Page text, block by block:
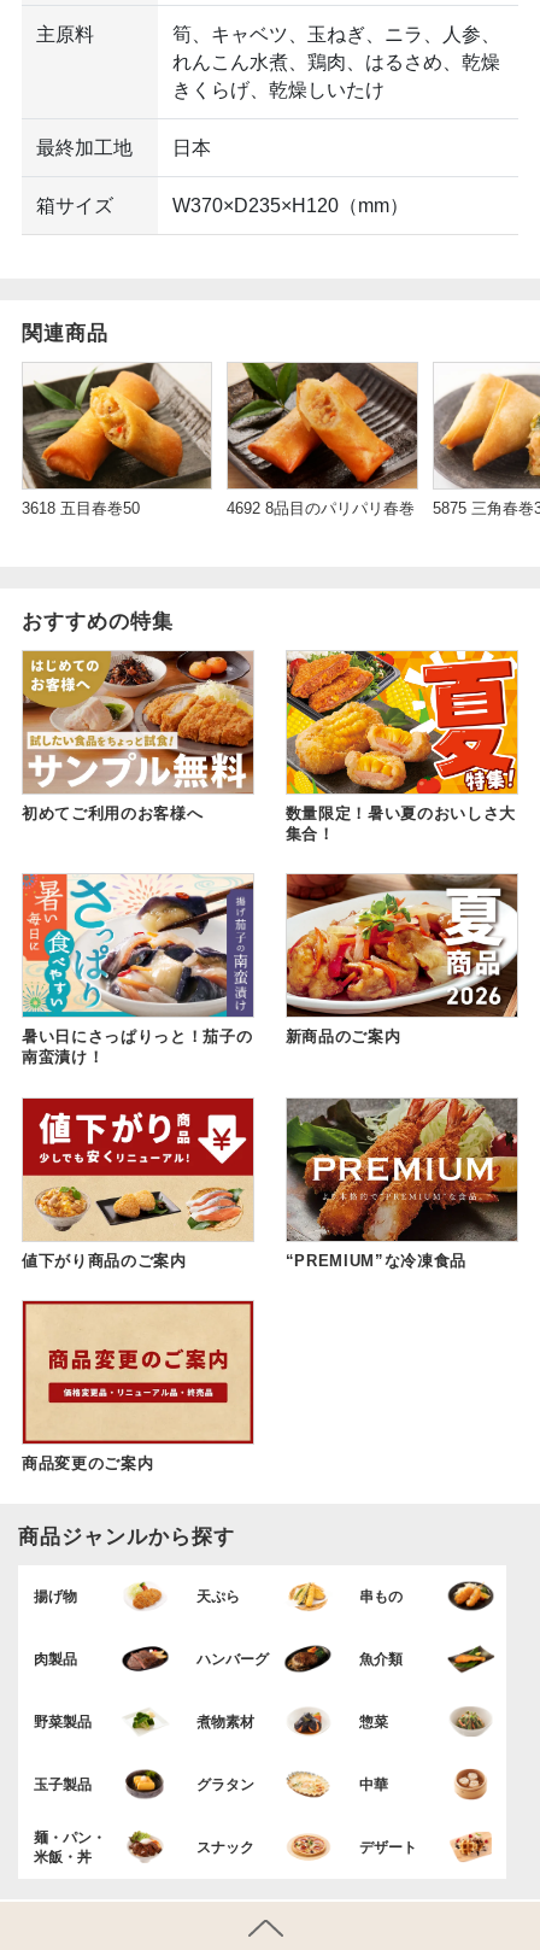
主原料
筍、キャベツ、玉ねぎ、ニラ、人参、
れんこん水煮、鶏肉、はるさめ、乾燥
きくらげ、乾燥しいたけ
最終加工地 日本
箱サイズ W370×D235×H120（mm）
関連商品
3618 五目春巻50 4692 8品目のパリパリ春巻 5875 三角春巻
おすすめの特集
初めてご利用のお客様へ
数量限定！暑い夏のおいしさ大
集合！
暑い日にさっぱりっと！茄子の
南蛮漬け！
新商品のご案内
値下がり商品のご案内 “PREMIUM”な冷凍食品
商品変更のご案内
商品ジャンルから探す
揚げ物 天ぷら 串もの
肉製品 ハンバーグ 魚介類
野菜製品 煮物素材 惣菜
玉子製品 グラタン 中華
麺・パン・
米飯・丼
スナック デザート